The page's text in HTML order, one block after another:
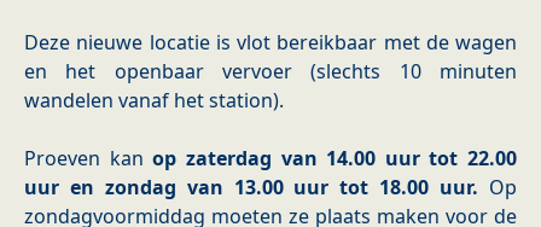
Deze nieuwe locatie is vlot bereikbaar met de wagen
en het openbaar vervoer (slechts 10 minuten
wandelen vanaf het station).
Proeven kan op zaterdag van 14.00 uur tot 22.00
uur en zondag van 13.00 uur tot 18.00 uur. Op
zondagvoormiddag moeten ze plaats maken voor de